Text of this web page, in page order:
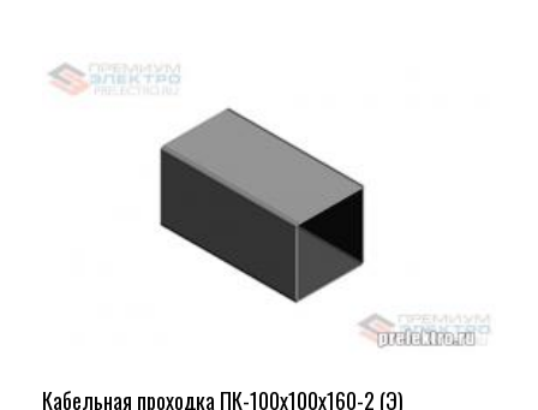
Кабельная проходка ПК-100х100х160-2 (Э)